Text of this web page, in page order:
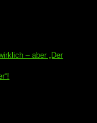
– aber „Der